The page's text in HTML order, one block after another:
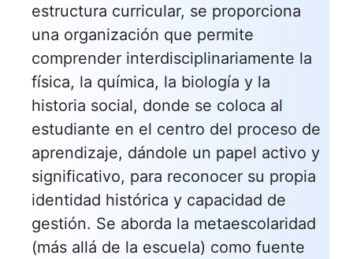
estructura curricular, se proporciona
una organización que permite
comprender interdisciplinariamente la
física, la química, la biología y la
historia social, donde se coloca al
estudiante en el centro del proceso de
aprendizaje, dándole un papel activo y
significativo, para reconocer su propia
identidad histórica y capacidad de
gestión. Se aborda la metaescolaridad
(más allá de la escuela) como fuente